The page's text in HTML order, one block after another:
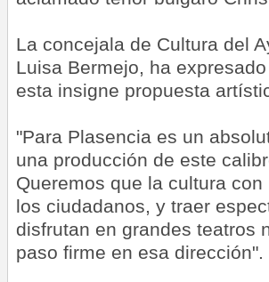
La concejala de Cultura del
Luisa Bermejo, ha
esta insigne propuesta
"Para Plasencia es un
una producción de este
Queremos que la cultura
los ciudadanos, y traer
disfrutan en grandes teatros
paso firme en esa dirección".